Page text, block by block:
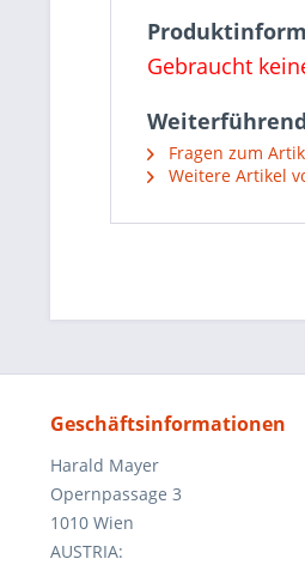
Gebraucht
Fragen zum
Weitere Artikel
Geschäftsinformationen
Harald Mayer
Opernpassage 3
1010 Wien
AUSTRIA: